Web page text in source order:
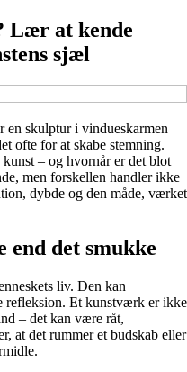
Lær at kende
sjæl
skulptur i vindueskarmen
ofte for at skabe stemning.
– og hvornår er det blot
men forskellen handler ikke
dybde og den måde, værket
end det smukke
liv. Den kan
refleksion. Et kunstværk er ikke
– det kan være råt,
at det rummer et budskab eller